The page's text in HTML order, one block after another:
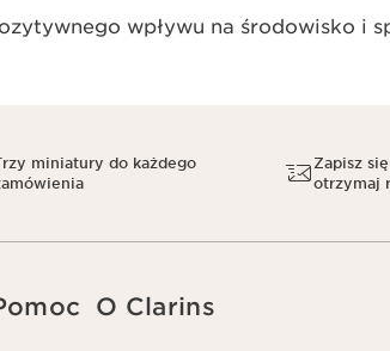
wpływu na środowisko i
miniatury do każdego
Zapisz
otrzymaj
O Clarins